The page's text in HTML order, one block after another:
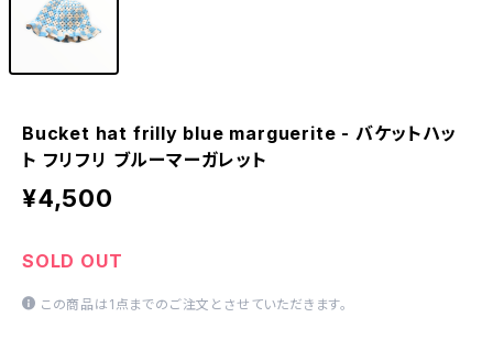
Bucket hat frilly blue marguerite - バケットハッ
ト フリフリ ブルーマーガレット
¥4,500
SOLD OUT
この商品は1点までのご注文とさせていただきます。